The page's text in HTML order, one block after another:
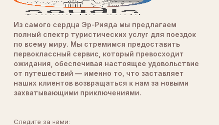
Из самого сердца Эр-Рияда мы предлагаем
полный спектр туристических услуг для поездок
по всему миру. Мы стремимся предоставить
первоклассный сервис, который превосходит
ожидания, обеспечивая настоящее удовольствие
от путешествий — именно то, что заставляет
наших клиентов возвращаться к нам за новыми
захватывающими приключениями.
Следите за нами: